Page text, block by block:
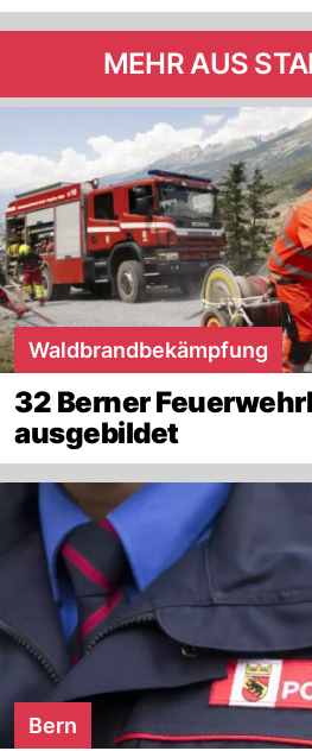
MEHR AUS
Waldbrandbekämpfung
32 Berner
ausgebildet
Bern